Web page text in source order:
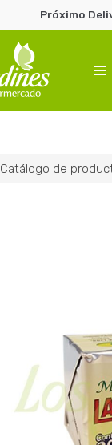
Próximo
Catálogo de